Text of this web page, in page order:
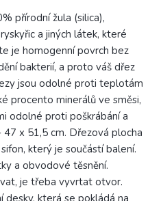
přírodní žula (silica),
a jiných látek, které
je homogenní povrch bez
bakterií, a proto váš dřez
jsou odolné proti teplotám
procento minerálů ve směsi,
odolné proti poškrábání a
x 51,5 cm. Dřezová plocha
který je součástí balení.
a obvodové těsnění.
je třeba vyvrtat otvor.
která se pokládá na